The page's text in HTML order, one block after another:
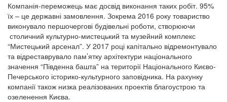
Компанія-переможець має досвід виконання таких робіт. 95%
їх – це державні замовлення. Зокрема 2016 року товариство
виконувало першочергові будівельні роботи, створюючи
столичний культурно-мистецький та музейний комплекс
“Мистецький арсенал”. У 2017 році капітально відремонтувало
та відреставрувало пам’ятку архітектури національного
значення “Південна башта” на території Національного Києво-
Печерського історико-культурного заповідника. На рахунку
компанії також низка реалізованих проектів благоустрою та
озеленення Києва.